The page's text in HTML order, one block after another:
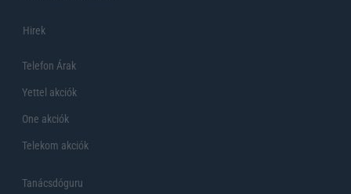
Hirek
Telefon Árak
Yettel akciók
One akciók
Telekom akciók
Tanácsdóguru